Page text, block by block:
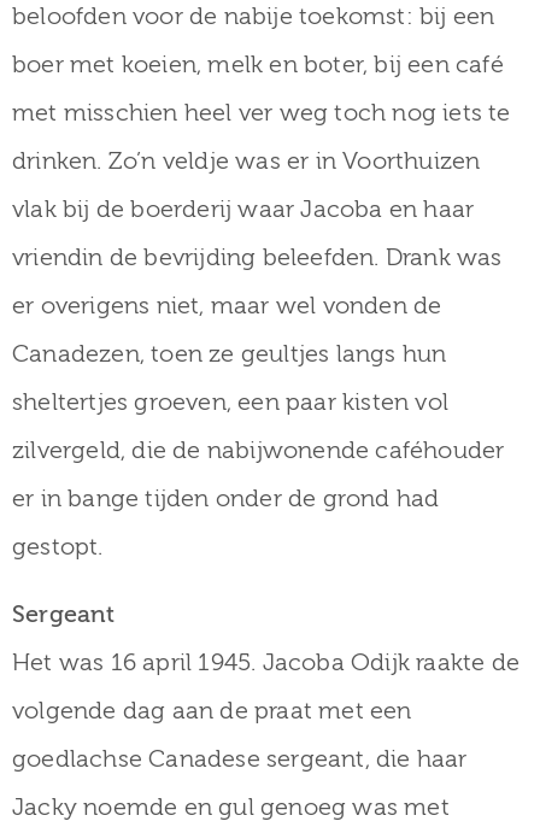
beloofden voor de nabije toekomst: bij een
boer met koeien, melk en boter, bij een café
met misschien heel ver weg toch nog iets te
drinken. Zo’n veldje was er in Voorthuizen
vlak bij de boerderij waar Jacoba en haar
vriendin de bevrijding beleefden. Drank was
er overigens niet, maar wel vonden de
Canadezen, toen ze geultjes langs hun
sheltertjes groeven, een paar kisten vol
zilvergeld, die de nabijwonende caféhouder
er in bange tijden onder de grond had
gestopt.
Sergeant
Het was 16 april 1945. Jacoba Odijk raakte de
volgende dag aan de praat met een
goedlachse Canadese sergeant, die haar
Jacky noemde en gul genoeg was met